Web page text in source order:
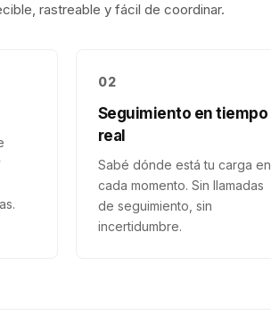
rastreable y fácil de coordinar.
02
Seguimiento en tiempo
real
Sabé dónde está tu carga en
cada momento. Sin llamadas
de seguimiento, sin
incertidumbre.